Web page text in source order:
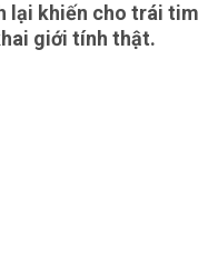
lại khiến cho trái tim
giới tính thật.